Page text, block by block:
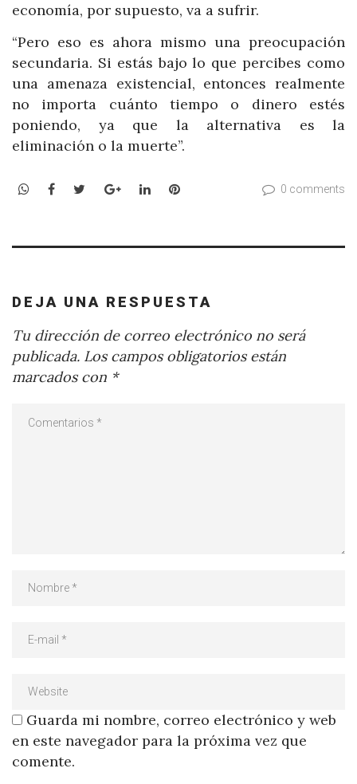
economía, por supuesto, va a sufrir.
“Pero eso es ahora mismo una preocupación
secundaria. Si estás bajo lo que percibes como
una amenaza existencial, entonces realmente
no importa cuánto tiempo o dinero estés
poniendo, ya que la alternativa es la
eliminación o la muerte”.
WhatsApp
Facebook
TwitterGoogle+LinkedInPinterest 0 comments
DEJA UNA RESPUESTA
Tu dirección de correo electrónico no será
publicada. Los campos obligatorios están
marcados con *
Guarda mi nombre, correo electrónico y web
en este navegador para la próxima vez que
comente.